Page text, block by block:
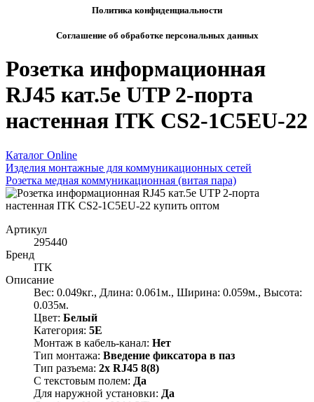
Политика конфиденциальности
Соглашение об обработке персональных данных
Розетка информационная
RJ45 кат.5е UTP 2-порта
настенная ITK CS2-1C5EU-22
Каталог Online
Изделия монтажные для коммуникационных сетей
Розетка медная коммуникационная (витая пара)
Артикул
295440
Бренд
ITK
Описание
Вес: 0.049кг., Длина: 0.061м., Ширина: 0.059м., Высота:
0.035м.
Цвет: Белый
Категория: 5E
Монтаж в кабель-канал: Нет
Тип монтажа: Введение фиксатора в паз
Тип разъема: 2х RJ45 8(8)
С текстовым полем: Да
Для наружной установки: Да